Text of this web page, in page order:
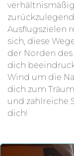
Ausflugszielen
sich, diese
der Norden
dich
Wind um die
dich zum
und zahlreiche
dich!